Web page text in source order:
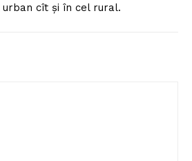
urban cît şi în cel rural.